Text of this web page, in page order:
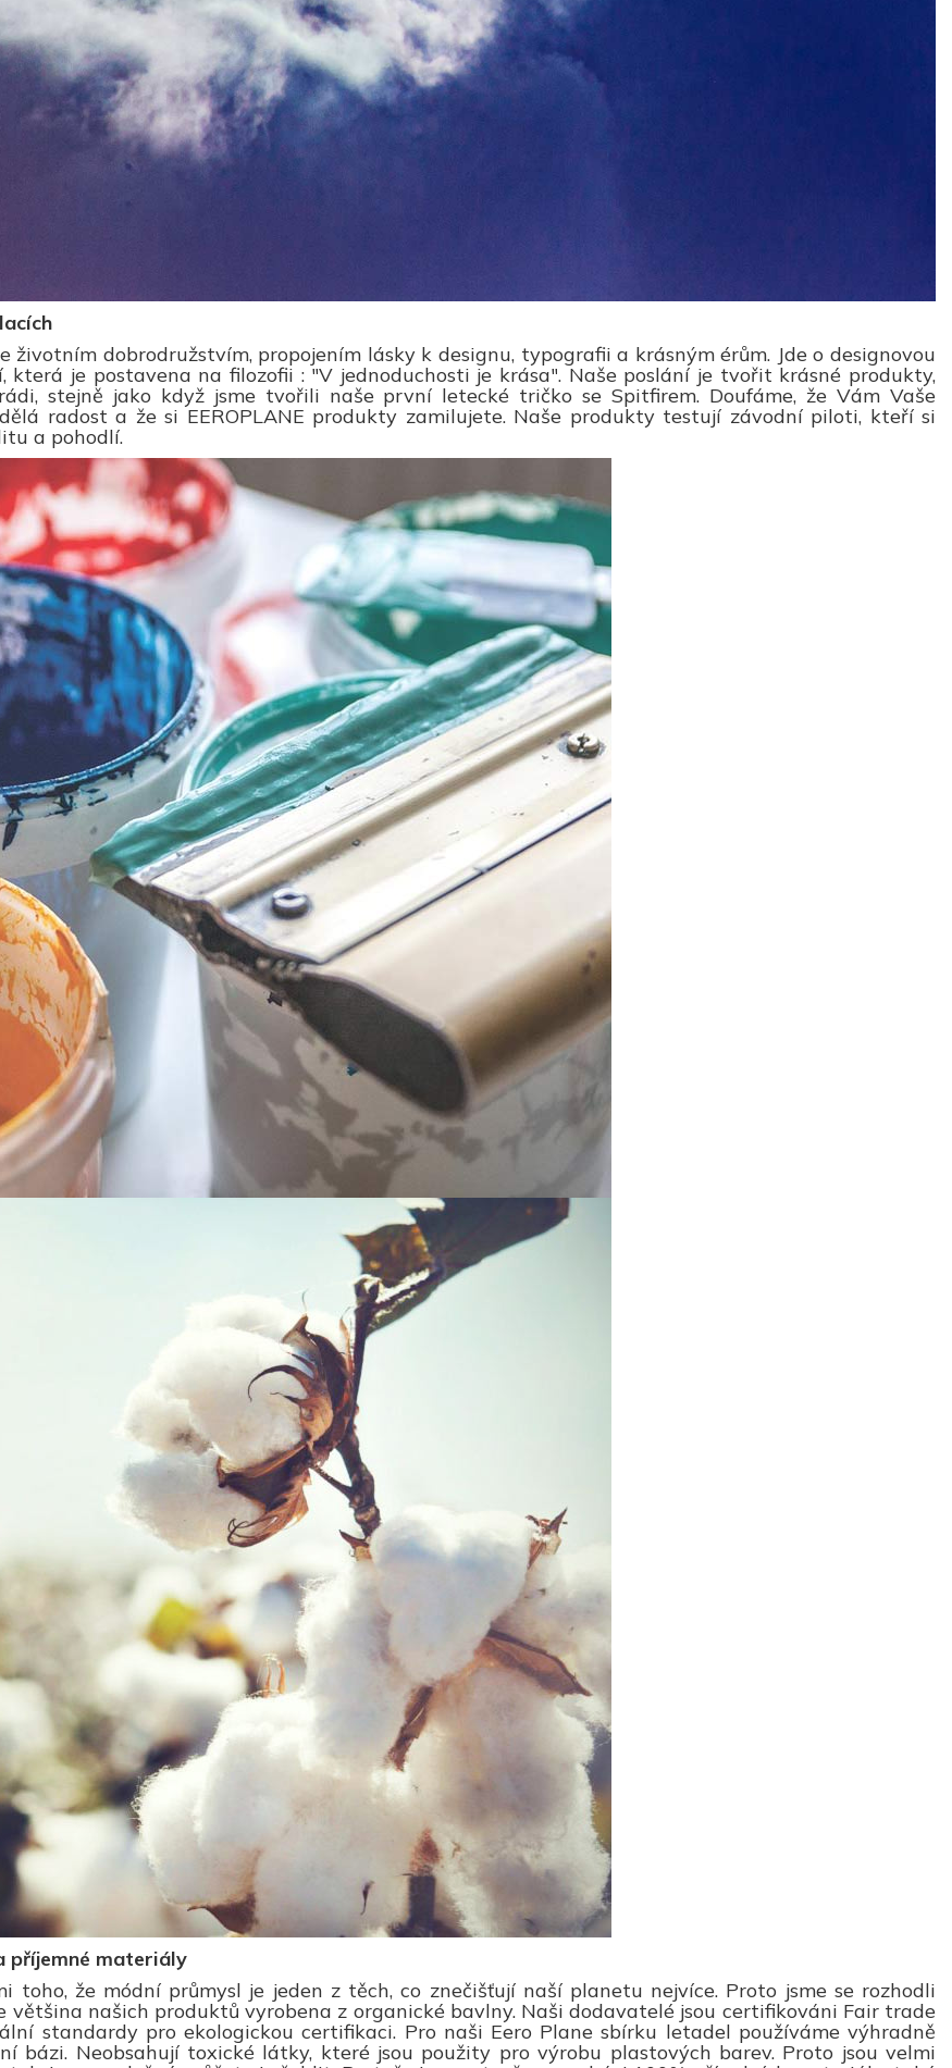
životním dobrodružstvím, propojením lásky k designu, typografii a krásným érům. Jde o designovou
která je postavena na filozofii : "V jednoduchosti je krása". Naše poslání je tvořit krásné produkty,
stejně jako když jsme tvořili naše první letecké tričko se Spitfirem. Doufáme, že Vám Vaše
radost a že si EEROPLANE produkty zamilujete. Naše produkty testují závodní piloti, kteří si
a pohodlí.
příjemné materiály
toho, že módní průmysl je jeden z těch, co znečišťují naší planetu nejvíce. Proto jsme se rozhodli
většina našich produktů vyrobena z organické bavlny. Naši dodavatelé jsou certifikováni Fair trade
standardy pro ekologickou certifikaci. Pro naši Eero Plane sbírku letadel používáme výhradně
bázi. Neobsahují toxické látky, které jsou použity pro výrobu plastových barev. Proto jsou velmi